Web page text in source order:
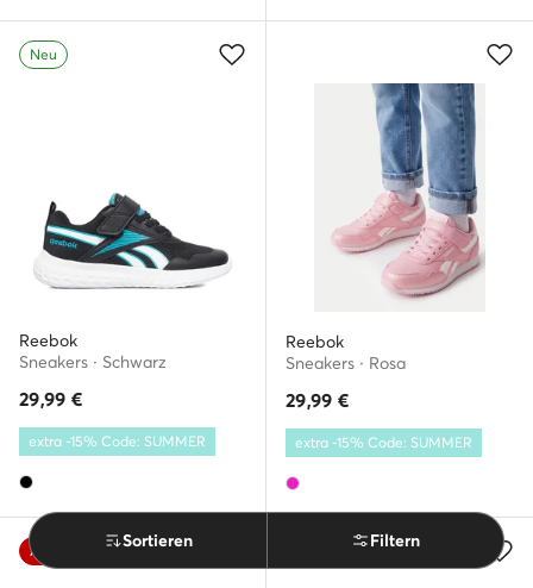
Sortieren Filtern
Neu
Reebok
Sneakers · Schwarz
29,99 €
extra -15% Code: SUMMER
Reebok
Sneakers · Rosa
29,99 €
extra -15% Code: SUMMER
Angebot